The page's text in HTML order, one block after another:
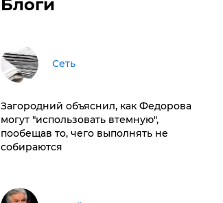
Блоги
Сеть
Загородний объяснил, как Федорова
могут "использовать втемную",
пообещав то, чего выполнять не
собираются